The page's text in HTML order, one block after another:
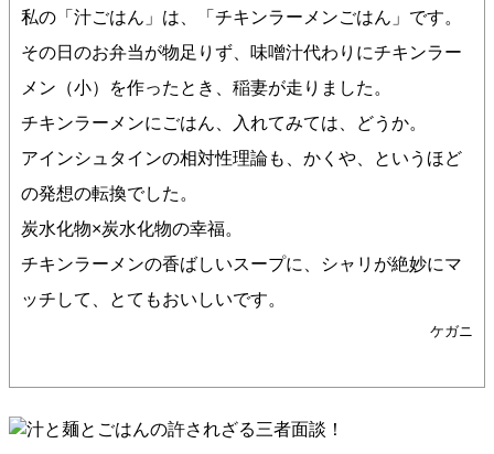
私の「汁ごはん」は、「チキンラーメンごはん」です。
その日のお弁当が物足りず、味噌汁代わりにチキンラー
メン（小）を作ったとき、稲妻が走りました。
チキンラーメンにごはん、入れてみては、どうか。
アインシュタインの相対性理論も、かくや、というほど
の発想の転換でした。
炭水化物×炭水化物の幸福。
チキンラーメンの香ばしいスープに、シャリが絶妙にマ
ッチして、とてもおいしいです。
ケガニ